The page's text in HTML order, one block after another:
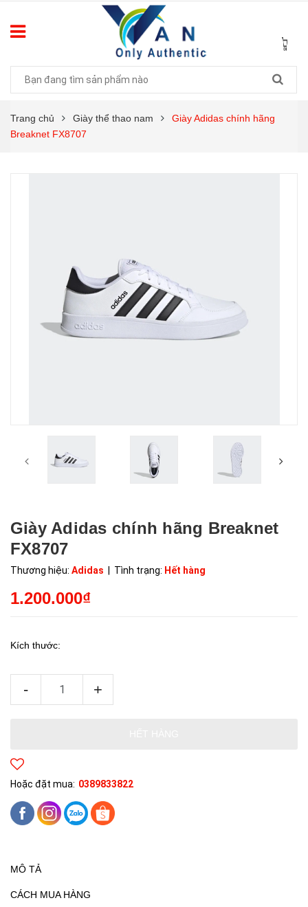
Trang chủ Giày thể thao nam
Giày Adidas chính hãng
Breaknet FX8707
Giày Adidas chính hãng Breaknet
FX8707
Thương hiệu: Adidas | Tình trạng: Hết hàng
1.200.000₫
Kích thước:
- +
Hoặc đặt mua: 0389833822
MÔ TẢ
CÁCH MUA HÀNG